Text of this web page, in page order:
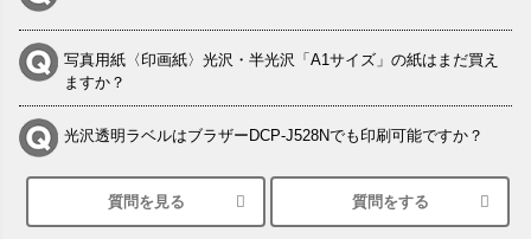
写真用紙〈印画紙〉光沢・半光沢「A1サイズ」の紙はまだ買え
ますか？
光沢透明ラベルはブラザーDCP-J528Nでも印刷可能ですか？
シルバーペーパーにEPSON EP-30VAで印刷するときの設定は？
質問を見る 質問をする